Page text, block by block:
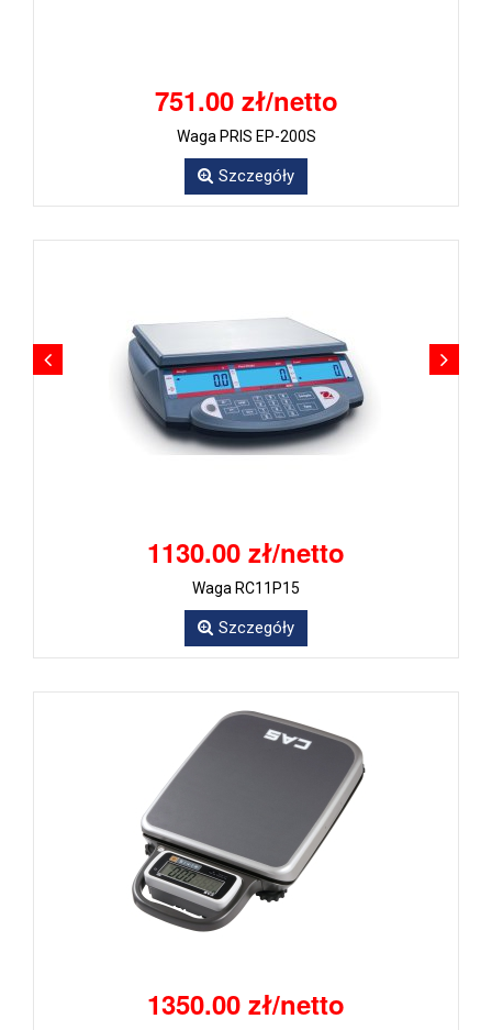
751.00 zł/netto
Waga PRIS EP-200S
Szczegóły
1130.00 zł/netto
Waga RC11P15
Szczegóły
1350.00 zł/netto